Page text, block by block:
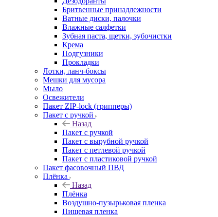
Бритвенные принадлежности
Ватные диски, палочки
Влажные салфетки
Зубная паста, щетки, зубочистки
Крема
Подгузники
Прокладки
Лотки, ланч-боксы
Мешки для мусора
Мыло
Освежители
Пакет ZIP-lock (грипперы)
Пакет с ручкой
Назад
Пакет с ручкой
Пакет с вырубной ручкой
Пакет с петлевой ручкой
Пакет с пластиковой ручкой
Пакет фасовочный ПВД
Плёнка
Назад
Плёнка
Воздушно-пузырьковая пленка
Пищевая пленка